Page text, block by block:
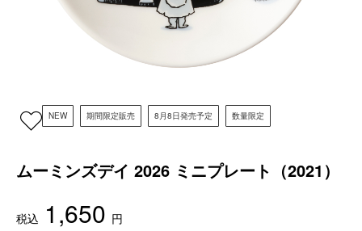
NEW 期間限定販売 8月8日発売予定 数量限定
ムーミンズデイ 2026 ミニプレート（2021）
税込 1,650 円